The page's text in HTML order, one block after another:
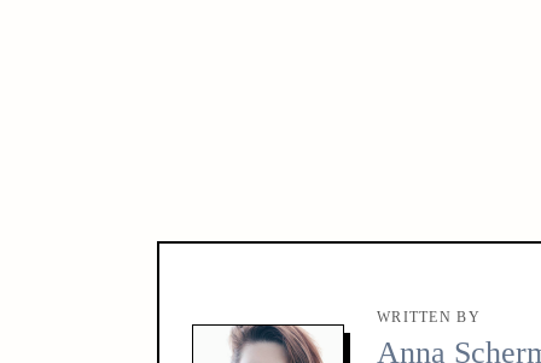
WRITTEN BY
Anna